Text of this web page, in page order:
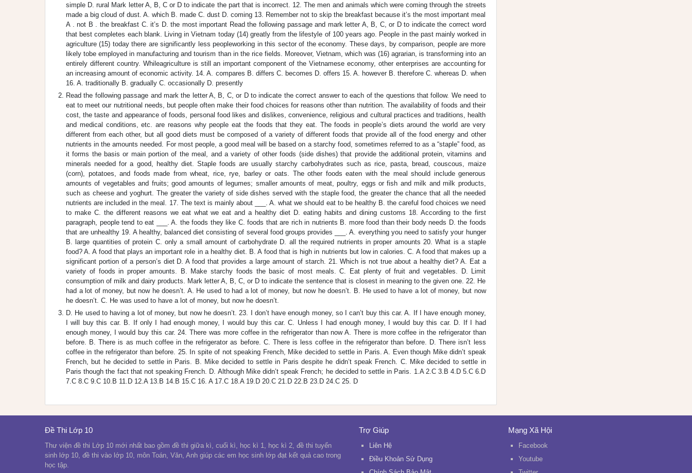
simple D. rural Mark letter A, B, C or D to indicate the part that is incorrect. 12. The men and animals which were coming through the streets
made a big cloud of dust. A. which B. made C. dust D. coming 13. Remember not to skip the breakfast because it’s the most important meal
A . not B . the breakfast C. it’s D. the most important Read the following passage and mark letter A, B, C, or D to indicate the correct word
that best completes each blank. Living in Vietnam today (14) greatly from the lifestyle of 100 years ago. People in the past mainly worked in
agriculture (15) today there are significantly less peopleworking in this sector of the economy. These days, by comparison, people are more
likely tobe employed in manufacturing and tourism than in the rice fields. Moreover, Vietnam, which was (16) agrarian, is transforming into an
entirely different country. Whileagriculture is still an important component of the Vietnamese economy, other enterprises are accounting for
an increasing amount of economic activity. 14. A. compares B. differs C. becomes D. offers 15. A. however B. therefore C. whereas D. when
16. A. traditionally B. gradually C. occasionally D. presently
Read the following passage and mark the letter A, B, C, or D to indicate the correct answer to each of the questions that follow. We need to
eat to meet our nutritional needs, but people often make their food choices for reasons other than nutrition. The availability of foods and their
cost, the taste and appearance of foods, personal food likes and dislikes, convenience, religious and cultural practices and traditions, health
and medical conditions, etc. are reasons why people eat the foods that they eat. The foods in people’s diets around the world are very
different from each other, but all good diets must be composed of a variety of different foods that provide all of the food energy and other
nutrients in the amounts needed. For most people, a good meal will be based on a starchy food, sometimes referred to as a “staple” food, as
it forms the basis or main portion of the meal, and a variety of other foods (side dishes) that provide the additional protein, vitamins and
minerals needed for a good, healthy diet. Staple foods are usually starchy carbohydrates such as rice, pasta, bread, couscous, maize
(corn), potatoes, and foods made from wheat, rice, rye, barley or oats. The other foods eaten with the meal should include generous
amounts of vegetables and fruits; good amounts of legumes; smaller amounts of meat, poultry, eggs or fish and milk and milk products,
such as cheese and yoghurt. The greater the variety of side dishes served with the staple food, the greater the chance that all the needed
nutrients are included in the meal. 17. The text is mainly about ___. A. what we should eat to be healthy B. the careful food choices we need
to make C. the different reasons we eat what we eat and a healthy diet D. eating habits and dining customs 18. According to the first
paragraph, people tend to eat ___. A. the foods they like C. foods that are rich in nutrients B. more food than their body needs D. the foods
that are unhealthy 19. A healthy, balanced diet consisting of several food groups provides ___. A. everything you need to satisfy your hunger
B. large quantities of protein C. only a small amount of carbohydrate D. all the required nutrients in proper amounts 20. What is a staple
food? A. A food that plays an important role in a healthy diet. B. A food that is high in nutrients but low in calories. C. A food that makes up a
significant portion of a person’s diet D. A food that provides a large amount of starch. 21. Which is not true about a healthy diet? A. Eat a
variety of foods in proper amounts. B. Make starchy foods the basic of most meals. C. Eat plenty of fruit and vegetables. D. Limit
consumption of milk and dairy products. Mark letter A, B, C, or D to indicate the sentence that is closest in meaning to the given one. 22. He
had a lot of money, but now he doesn’t. A. He used to had a lot of money, but now he doesn’t. B. He used to have a lot of money, but now
he doesn’t. C. He was used to have a lot of money, but now he doesn’t.
D. He used to having a lot of money, but now he doesn’t. 23. I don’t have enough money, so I can’t buy this car. A. If I have enough money,
I will buy this car. B. If only I had enough money, I would buy this car. C. Unless I had enough money, I would buy this car. D. If I had
enough money, I would buy this car. 24. There was more coffee in the refrigerator than now A. There is more coffee in the refrigerator than
before. B. There is as much coffee in the refrigerator as before. C. There is less coffee in the refrigerator than before. D. There isn’t less
coffee in the refrigerator than before. 25. In spite of not speaking French, Mike decided to settle in Paris. A. Even though Mike didn’t speak
French, but he decided to settle in Paris. B. Mike decided to settle in Paris despite he didn’t speak French. C. Mike decided to settle in
Paris though the fact that not speaking French. D. Although Mike didn’t speak French; he decided to settle in Paris. 1.A 2.C 3.B 4.D 5.C 6.D
7.C 8.C 9.C 10.B 11.D 12.A 13.B 14.B 15.C 16. A 17.C 18.A 19.D 20.C 21.D 22.B 23.D 24.C 25. D
Đề Thi Lớp 10
Thư viện đề thi Lớp 10 mới nhất bao gồm đề thi giữa kì, cuối kì, học kì 1, học kì 2, đề thi tuyển
sinh lớp 10, đề thi vào lớp 10, môn Toán, Văn, Anh giúp các em học sinh lớp đạt kết quả cao trong
học tập.
Trợ Giúp
Liên Hệ
Điều Khoản Sử Dụng
Mạng Xã Hội
Facebook
Youtube